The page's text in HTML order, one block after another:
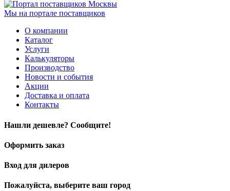
Мы на портале поставщиков
О компании
Каталог
Услуги
Калькуляторы
Производство
Новости и события
Акции
Доставка и оплата
Контакты
Нашли дешевле? Сообщите!
Оформить заказ
Вход для дилеров
Пожалуйста, выберите ваш город